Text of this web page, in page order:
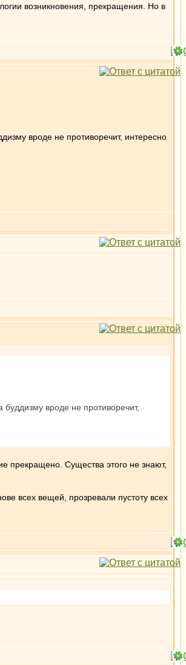
возникновения, прекращения. Но в
вроде не противоречит, интересно
буддизму вроде не противоречит,
прекращено. Существа этого не знают,
всех вещей, прозревали пустоту всех